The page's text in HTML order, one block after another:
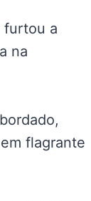
furtou a
na
flagrante